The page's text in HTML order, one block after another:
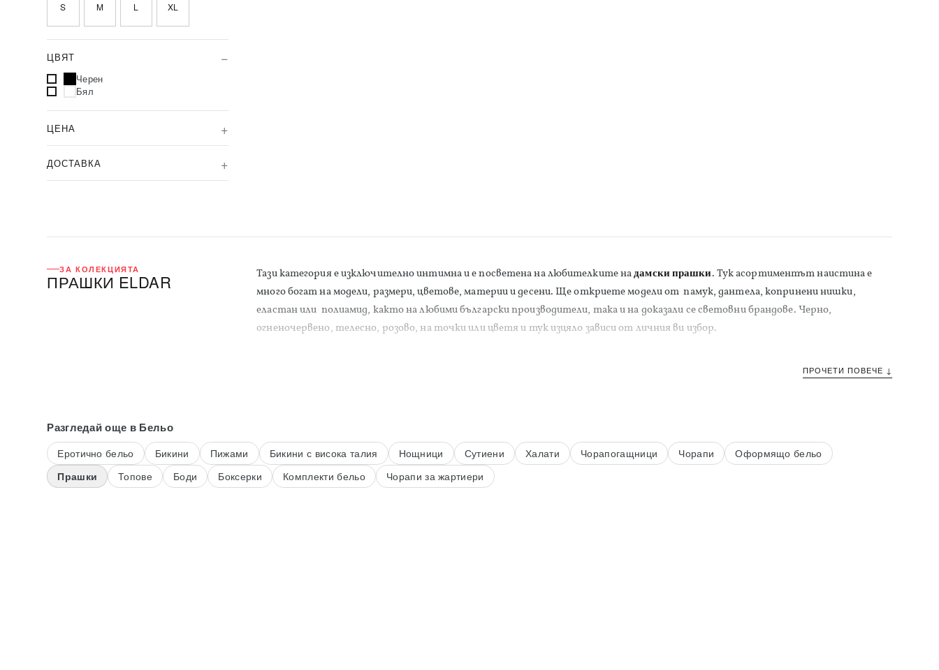
S M L XL
ЦВЯТ
Черен
Бял
ЦЕНА
ДОСТАВКА
ЗА КОЛЕКЦИЯТА
ПРАШКИ ELDAR Тази категория е изключително интимна и е посветена на любителките надамски прашки. Тук асортиментът наистина е
много богат на модели, размери, цветове, материи и десени. Ще откриете модели от памук, дантела, копринени нишки,
еластан или полиамид, както на любими български производители, така и на доказали се световни брандове. Черно,
огненочервено, телесно, розово, на точки или цветя и тук изцяло зависи от личния ви избор.
ПРОЧЕТИ ПОВЕЧЕ ↓
Разгледай още в Бельо
Еротично бельо Бикини Пижами Бикини с висока талия Нощници Сутиени Халати Чорапогащници Чорапи
Оформящо бельо
Прашки
Топове Боди Боксерки Комплекти бельо Чорапи за жартиери